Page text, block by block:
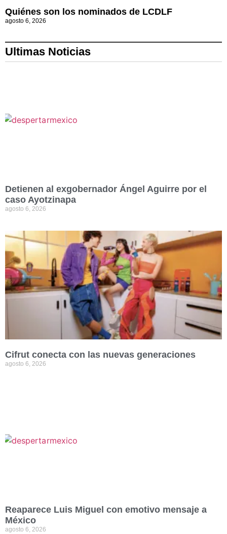
Quiénes son los nominados de LCDLF
agosto 6, 2026
Ultimas Noticias
Detienen al exgobernador Ángel Aguirre por el
caso Ayotzinapa
agosto 6, 2026
Cifrut conecta con las nuevas generaciones
agosto 6, 2026
Reaparece Luis Miguel con emotivo mensaje a
México
agosto 6, 2026